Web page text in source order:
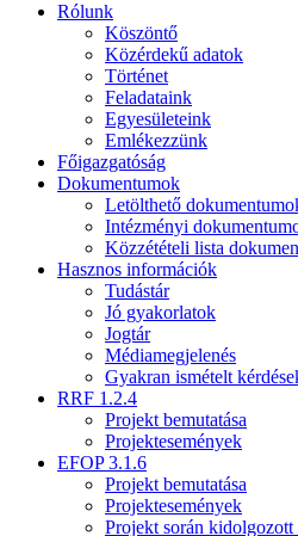
Rólunk
Köszöntő
Közérdekű adatok
Történet
Feladataink
Egyesületeink
Emlékezzünk
Főigazgatóság
Dokumentumok
Letölthető
Intézményi
Közzétételi lista
Hasznos információk
Tudástár
Jó gyakorlatok
Jogtár
Médiamegjelenés
Gyakran ismételt
RRF 1.2.4
Projekt bemutatása
Projektesemények
EFOP 3.1.6
Projekt bemutatása
Projektesemények
Projekt során